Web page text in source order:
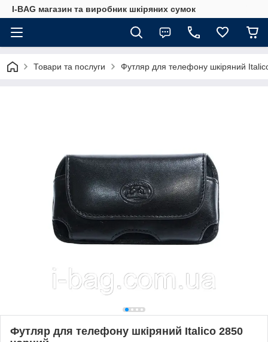
I-BAG магазин та виробник шкіряних сумок
Товари та послуги Футляр для телефону шкіряний
Футляр для телефону шкіряний Italico 2850